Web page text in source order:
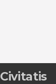
Civitatis